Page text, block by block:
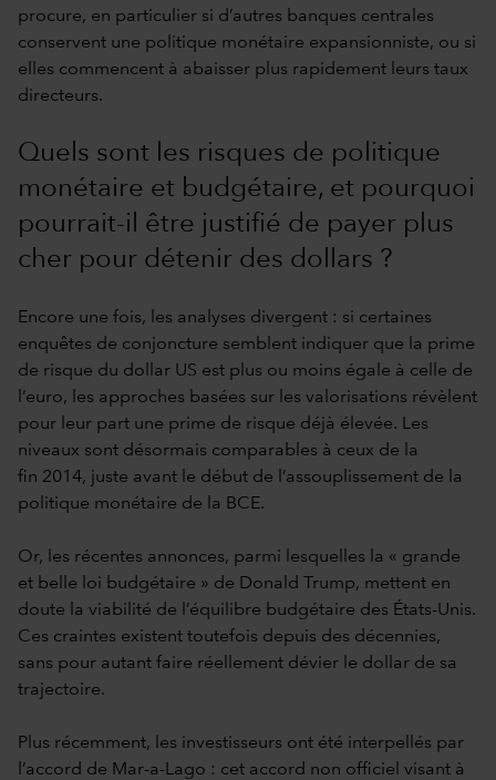
procure, en particulier si d’autres banques centrales
conservent une politique monétaire expansionniste, ou si
elles commencent à abaisser plus rapidement leurs taux
directeurs.
Quels sont les risques de politique
monétaire et budgétaire, et pourquoi
pourrait-il être justifié de payer plus
cher pour détenir des dollars ?
Encore une fois, les analyses divergent : si certaines
enquêtes de conjoncture semblent indiquer que la prime
de risque du dollar US est plus ou moins égale à celle de
l’euro, les approches basées sur les valorisations révèlent
pour leur part une prime de risque déjà élevée. Les
niveaux sont désormais comparables à ceux de la
fin 2014, juste avant le début de l’assouplissement de la
politique monétaire de la BCE.
Or, les récentes annonces, parmi lesquelles la « grande
et belle loi budgétaire » de Donald Trump, mettent en
doute la viabilité de l’équilibre budgétaire des États-Unis.
Ces craintes existent toutefois depuis des décennies,
sans pour autant faire réellement dévier le dollar de sa
trajectoire.
Plus récemment, les investisseurs ont été interpellés par
l’accord de Mar-a-Lago : cet accord non officiel visant à